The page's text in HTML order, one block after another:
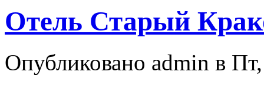
Отель Старый
Опубликовано admin в